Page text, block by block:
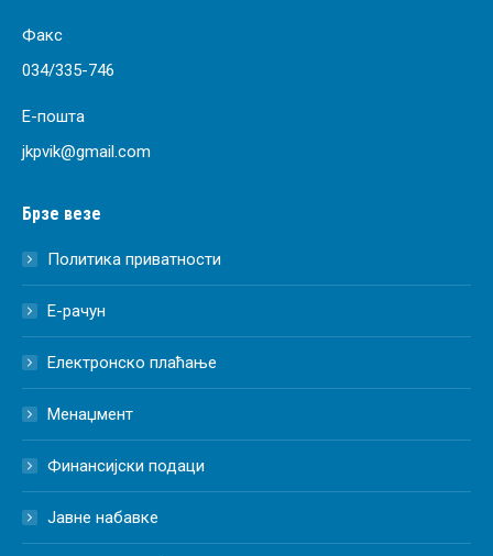
Факс
034/335-746
Е-пошта
jkpvik@gmail.com
Брзе везе
Политика приватности
Е-рачун
Електронско плаћање
Менаџмент
Финансијски подаци
Јавне набавке